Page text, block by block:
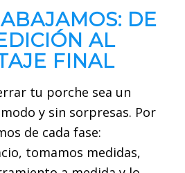
DE
AL
FINAL
tu porche sea un
y sin sorpresas. Por
de cada fase:
tomamos medidas,